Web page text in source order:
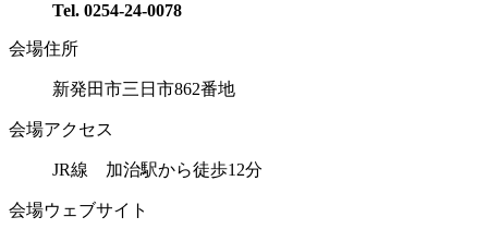
Tel. 0254-24-0078
会場住所
新発田市三日市862番地
会場アクセス
JR線 加治駅から徒歩12分
会場ウェブサイト